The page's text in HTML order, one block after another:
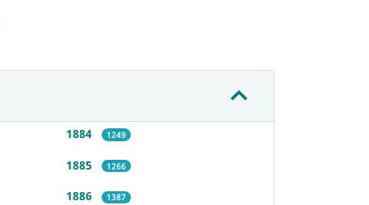
1884 1249
1885 1266
1886 1387